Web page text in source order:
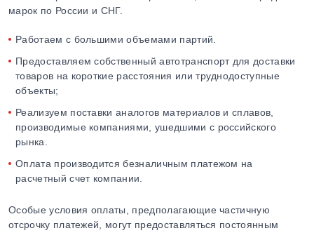
марок по России и СНГ.
Работаем с большими объемами партий.
Предоставляем собственный автотранспорт для доставки
товаров на короткие расстояния или труднодоступные
объекты;
Реализуем поставки аналогов материалов и сплавов,
производимые компаниями, ушедшими с российского
рынка.
Оплата производится безналичным платежом на
расчетный счет компании.
Особые условия оплаты, предполагающие частичную
отсрочку платежей, могут предоставляться постоянным